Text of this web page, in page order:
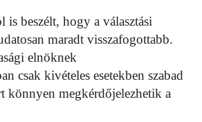
is beszélt, hogy a választási
maradt visszafogottabb.
elnöknek
csak kivételes esetekben szabad
könnyen megkérdőjelezhetik a